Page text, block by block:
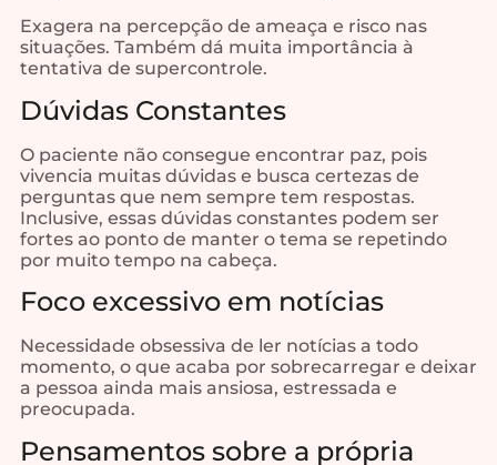
Exagera na percepção de ameaça e risco nas
situações. Também dá muita importância à
tentativa de supercontrole.
Dúvidas Constantes
O paciente não consegue encontrar paz, pois
vivencia muitas dúvidas e busca certezas de
perguntas que nem sempre tem respostas.
Inclusive, essas dúvidas constantes podem ser
fortes ao ponto de manter o tema se repetindo
por muito tempo na cabeça.
Foco excessivo em notícias
Necessidade obsessiva de ler notícias a todo
momento, o que acaba por sobrecarregar e deixar
a pessoa ainda mais ansiosa, estressada e
preocupada.
Pensamentos sobre a própria